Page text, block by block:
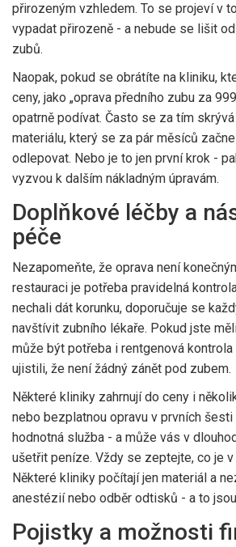
přirozeným vzhledem. To se projeví v
vypadat přirozeně - a nebude se lišit
zubů.
Naopak, pokud se obrátíte na kliniku,
ceny, jako „oprava předního zubu za
opatrně podívat. Často se za tím
materiálu, který se za pár měsíců
odlepovat. Nebo je to jen první krok -
vyzvou k dalším nákladným úpravám.
Doplňkové léčby a
péče
Nezapomeňte, že oprava není
restauraci je potřeba pravidelná
nechali dát korunku, doporučuje se
navštívit zubního lékaře. Pokud jste
může být potřeba i rentgenová
ujistili, že není žádný zánět pod zubem.
Některé kliniky zahrnují do ceny i
nebo bezplatnou opravu v prvních šesti
hodnotná služba - a může vás v
ušetřit peníze. Vždy se zeptejte, co je v
Některé kliniky počítají jen materiál a
anestézií nebo odběr odtisků - a to
Pojistky a možnosti